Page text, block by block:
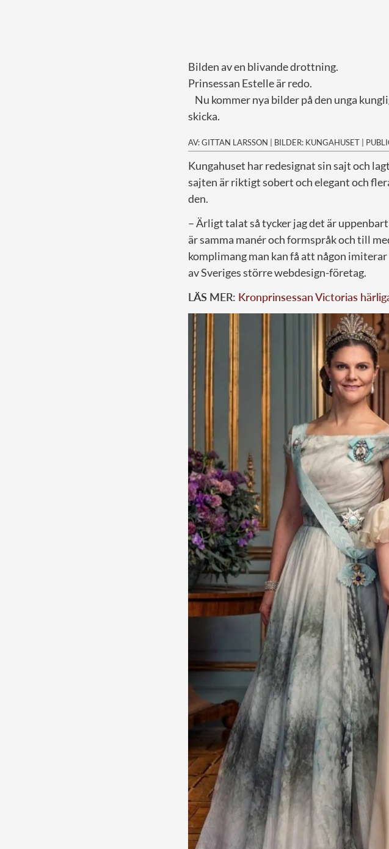
Bilden av en blivande drottning.
Prinsessan Estelle är redo.
Nu kommer nya bilder på den unga
skicka.
AV: GITTAN LARSSON BILDER: KUNGAHUSET
Kungahuset har redesignat sin sajt och
sajten är riktigt sobert och elegant och
den.
– Ärligt talat så tycker jag det är
är samma manér och formspråk och till
komplimang man kan få att någon
av Sveriges större webdesign-företag.
LÄS MER: Kronprinsessan Victorias